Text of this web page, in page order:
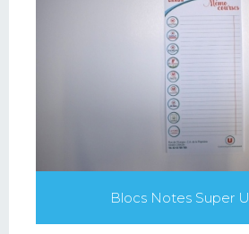
Blocs Notes Super